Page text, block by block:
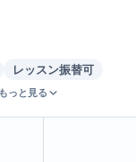
レッスン振替可
もっと見る